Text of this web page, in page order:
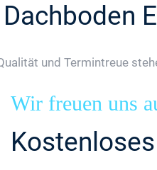
Dachboden
und Termintreue
Wir freuen uns